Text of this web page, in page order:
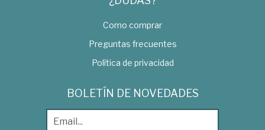
Como comprar
Preguntas frecuentes
Política de privacidad
BOLETÍN DE NOVEDADES